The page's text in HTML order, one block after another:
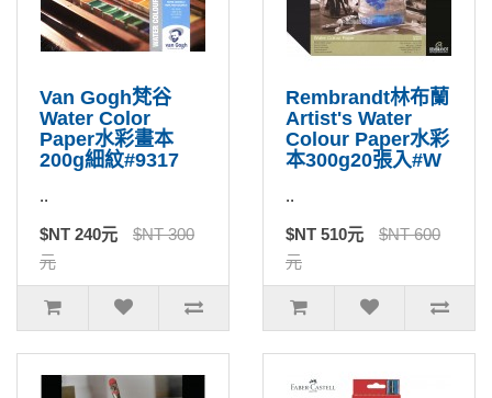
Van Gogh梵谷
Water Color
Paper水彩畫本
200g細紋#9317
..
$NT 240元
$NT 300
元
Rembrandt林布蘭
Artist's Water
Colour Paper水彩
本300g20張入#W
..
$NT 510元
$NT 600
元